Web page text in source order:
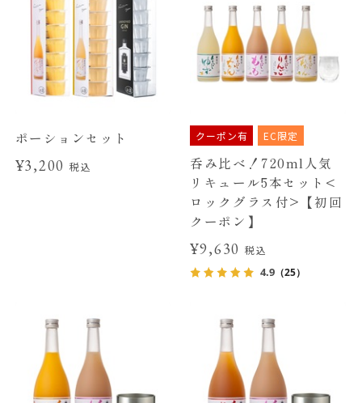
ポーションセット
¥3,200税込
クーポン有 EC限定
呑み比べ！720ml人気
リキュール5本セット<
ロックグラス付>【初回
クーポン】
¥9,630 税込
4.9 （25）